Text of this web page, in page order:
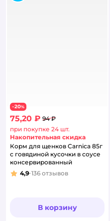
−20%
75,20 ₽ 94 ₽
при покупке 24 шт.
Накопительная скидка
Корм для щенков Carnica 85г
с говядиной кусочки в соусе
консервированный
Рейтинг:
4,9 136 отзывов
В корзину